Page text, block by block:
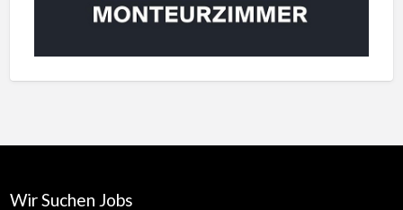
Wir Suchen Jobs